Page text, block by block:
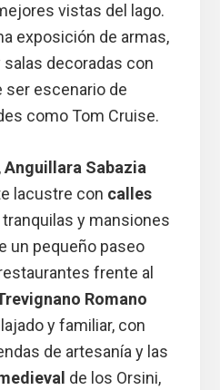
vistas del lago.
exposición de armas,
decoradas con
escenario de
como Tom Cruise.
Anguillara Sabazia
lacustre con calles
tranquilas y mansiones
un pequeño paseo
frente al
Romano
y familiar, con
de artesanía y las
de los Orsini,